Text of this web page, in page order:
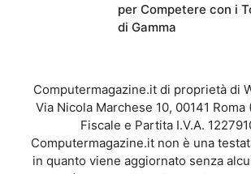
per Competere con i
di Gamma
Computermagazine.it di proprietà di
Via Nicola Marchese 10, 00141 Roma
Fiscale e Partita I.V.A.
Computermagazine.it non è una
in quanto viene aggiornato senza